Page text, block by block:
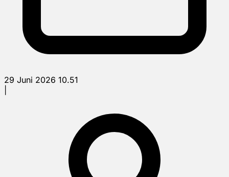
29 Juni 2026 10.51